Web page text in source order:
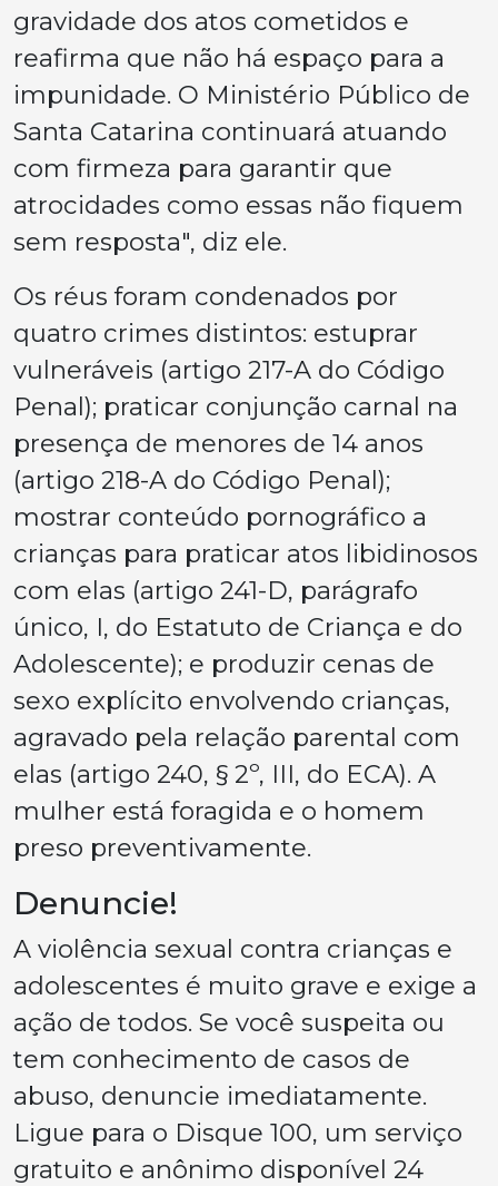
gravidade dos atos cometidos e
reafirma que não há espaço para a
impunidade. O Ministério Público de
Santa Catarina continuará atuando
com firmeza para garantir que
atrocidades como essas não fiquem
sem resposta", diz ele.
Os réus foram condenados por
quatro crimes distintos: estuprar
vulneráveis (artigo 217-A do Código
Penal); praticar conjunção carnal na
presença de menores de 14 anos
(artigo 218-A do Código Penal);
mostrar conteúdo pornográfico a
crianças para praticar atos libidinosos
com elas (artigo 241-D, parágrafo
único, I, do Estatuto de Criança e do
Adolescente); e produzir cenas de
sexo explícito envolvendo crianças,
agravado pela relação parental com
elas (artigo 240, § 2º, III, do ECA). A
mulher está foragida e o homem
preso preventivamente.
Denuncie!
A violência sexual contra crianças e
adolescentes é muito grave e exige a
ação de todos. Se você suspeita ou
tem conhecimento de casos de
abuso, denuncie imediatamente.
Ligue para o Disque 100, um serviço
gratuito e anônimo disponível 24